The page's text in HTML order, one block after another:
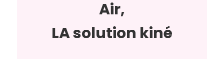
Air,
LA solution kiné